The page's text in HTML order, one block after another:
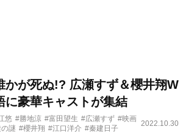
かが死ぬ!? 広瀬すず＆櫻井翔W
に豪華キャストが集結
悠 #勝地涼 #富田望生 #広瀬すず #映画
謎 #櫻井翔 #江口洋介 #秦建日子
2022.10.30